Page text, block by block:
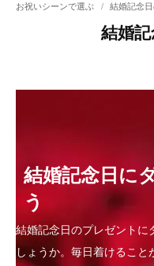
お祝いシーンで選ぶ / 結婚記念
結婚
結婚記念日に
う
結婚記念日のプレゼントに
しょうか。毎日着けるこ